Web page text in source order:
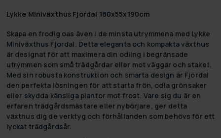
Lykke Miniväxthus Fjordal 180x55x190cm
Skapa en frodig oas även i de minsta utrymmena med Lykke
Miniväxthus Fjordal. Detta eleganta och kompakta växthus
är designat för att maximera din odling i begränsade
utrymmen som små trädgårdar eller mot väggar och staket.
Med sin robusta konstruktion och smarta design är Fjordal
den perfekta lösningen för att starta frön, odla grönsaker
eller skydda känsliga plantor mot frost. Vare sig du är en
erfaren trädgårdsmästare eller nybörjare, ger detta
växthus dig de verktyg och förhållanden som behövs för ett
lyckat trädgårdsår.